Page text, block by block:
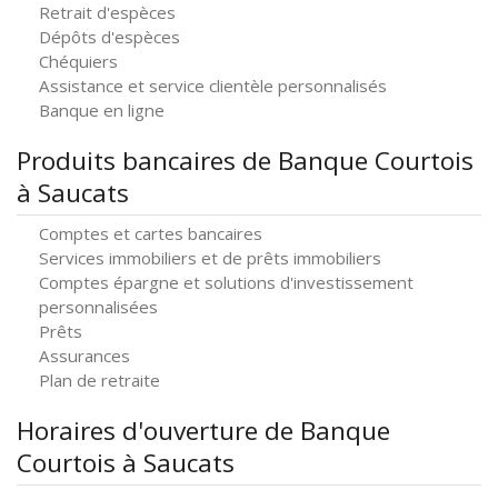
Retrait d'espèces
Dépôts d'espèces
Chéquiers
Assistance et service clientèle personnalisés
Banque en ligne
Produits bancaires de Banque Courtois
à Saucats
Comptes et cartes bancaires
Services immobiliers et de prêts immobiliers
Comptes épargne et solutions d'investissement
personnalisées
Prêts
Assurances
Plan de retraite
Horaires d'ouverture de Banque
Courtois à Saucats